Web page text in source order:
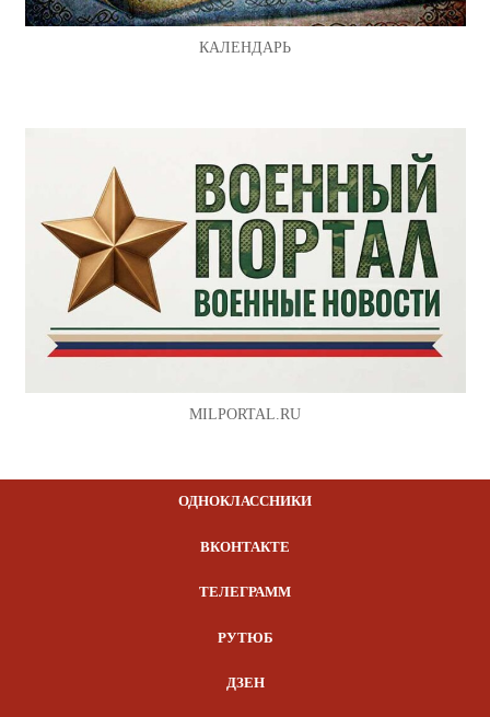
КАЛЕНДАРЬ
MILPORTAL.RU
ОДНОКЛАССНИКИ
ВКОНТАКТЕ
ТЕЛЕГРАММ
РУТЮБ
ДЗЕН